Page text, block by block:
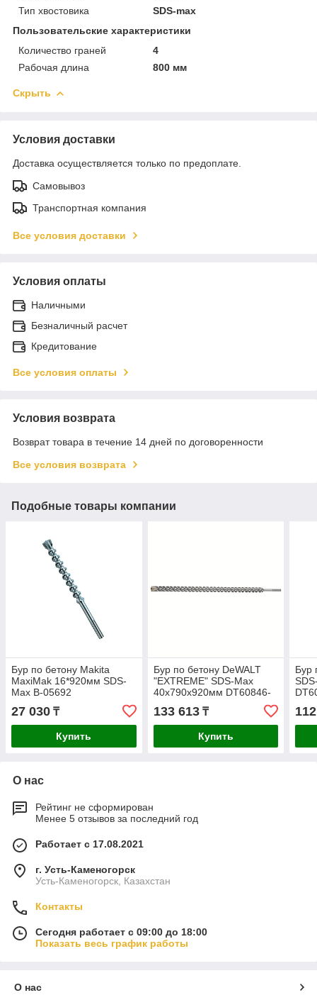
Тип хвостовика
SDS-max
Пользовательские характеристики
Количество граней
4
Рабочая длина
800 мм
Скрыть
Условия доставки
Доставка осуществляется только по предоплате.
Самовывоз
Транспортная компания
Все условия доставки
Условия оплаты
Наличными
Безналичный расчет
Кредитование
Все условия оплаты
Условия возврата
Возврат товара в течение 14 дней по договоренности
Все условия возврата
Подобные товары компании
Бур по бетону Makita
MaxiMak 16*920мм SDS-
Max B-05692
27 030 ₸
Купить
Бур по бетону DeWALT
"EXTREME" SDS-Max
40х790х920мм DT60846-
133 613₸
Купить
Бур
О нас
Рейтинг не сформирован
Менее 5 отзывов за последний год
Работает с 17.08.2021
г. Усть-Каменогорск
Усть-Каменогорск, Казахстан
Контакты
Сегодня работает с 09:00 до 18:00
Показать весь график работы
О нас